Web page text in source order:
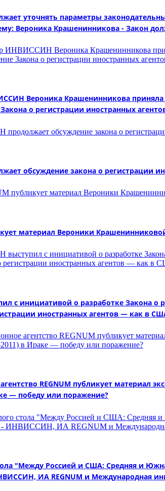
уточнять параметры
Вероника Крашенинникова - Закон
Вероника Крашенинникова приняла
о регистрации иностранных
обсуждение закона о регистрации
материал Вероники
с инициативой о разработке Закона о
иностранных агентов — как в
REGNUM публикует материал
— победу или поражение?
"Между Россией и США: Средняя и
ИА REGNUM и Международная